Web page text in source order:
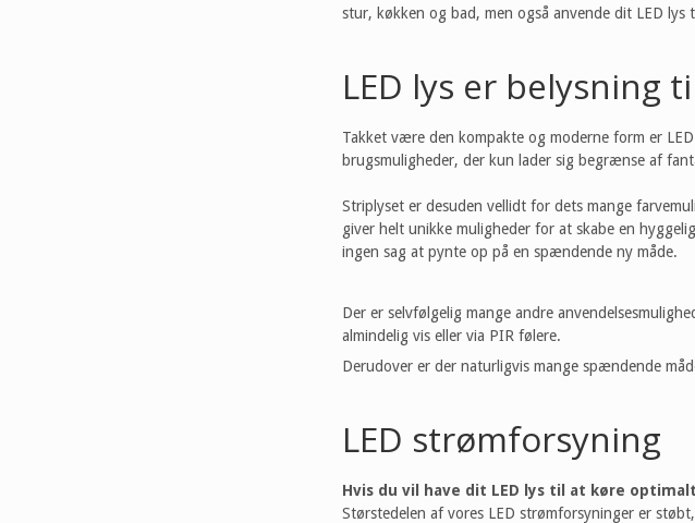
stur, køkken og bad, men også anvende dit LED lys
LED lys er belysning
Takket være den kompakte og moderne form er
brugsmuligheder, der kun lader sig begrænse af
Striplyset er desuden vellidt for dets mange
giver helt unikke muligheder for at skabe en
ingen sag at pynte op på en spændende ny måde.
Der er selvfølgelig mange andre
almindelig vis eller via PIR følere.
Derudover er der naturligvis mange spændende
LED strømforsyning
Hvis du vil have dit LED lys til at køre
Størstedelen af vores LED strømforsyninger er